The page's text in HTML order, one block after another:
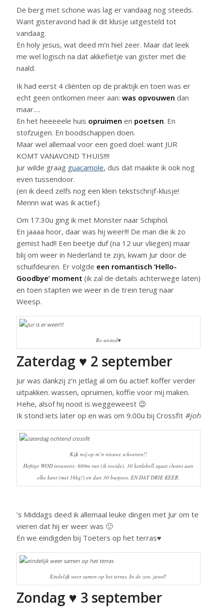
De berg met schone was lag er vandaag nog steeds.
Want gisteravond had ik dit klusje uitgesteld tot
vandaag.
En holy jesus, wat deed m’n hiel zeer. Maar dat leek
me wel logisch na dat akkefietje van gister met die
naald.
Ik had eerst 4 cliënten op de praktijk en toen was er
echt geen ontkomen meer aan: was opvouwen dan
maar….
En het heeeeele huis opruimen en poetsen. En
stofzuigen. En boodschappen doen.
Maar wel allemaal voor een goed doel: want JUR
KOMT VANAVOND THUIS!!!!
Jur wilde graag guacamole, dus dat maakte ik ook nog
even tussendoor.
(en ik deed zelfs nog een klein tekstschrijf-klusje!
Mennn wat was ik actief.)
Om 17.30u ging ik met Monster naar Schiphol.
En jaaaa hoor, daar was hij weer!!! De man die ik zo
gemist had!! Een beetje duf (na 12 uur vliegen) maar
blij om weer in Nederland te zijn, kwam Jur door de
schuifdeuren. Er volgde een romantisch ‘Hello-
Goodbye’ moment (ik zal de details achterwege laten)
en toen stapten we weer in de trein terug naar
Weesp.
Re-united♥
Zaterdag ♥ 2 september
Jur was dankzij z’n jetlag al om 6u actief: koffer verder
uitpakken. wassen, opruimen, koffie voor mij maken.
Hehe, alsof hij nooit is weggeweest 😉
Ik stond iets later op en was om 9.00u bij Crossfit #joh
Kijk mij op m’n nieuwe schoenen!!
Heftige WOD trouwens: 800m run (ik roeide), 30 kettlebell squat cleans aan
elke kant (met 16kg!) en dan 30 burpees. EN DAT DRIE KEER.
’s Middags deed ik allemaal leuke dingen met Jur om te
vieren dat hij er weer was 🙂
En we eindigden bij Toeters op het terras♥
Eindelijk weer samen op het terras. In de zon, jawel!
Zondag ♥ 3 september